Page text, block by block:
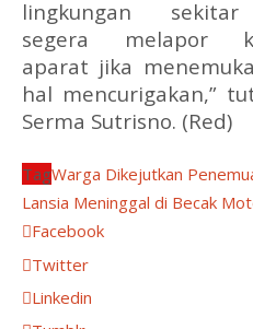
lingkungan
segera melapor
aparat jika
hal mencurigakan,”
Serma Sutrisno. (Red)
TagWarga Dikejutkan
Lansia Meninggal di Becak
Facebook
Twitter
Linkedin